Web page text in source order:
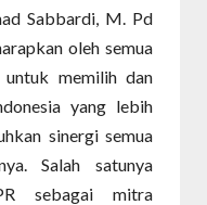
Sabbardi, M. Pd
oleh semua
memilih dan
yang lebih
sinergi semua
Salah satunya
sebagai mitra